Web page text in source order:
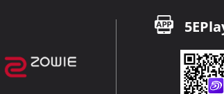
6742
ESL Pro League S20 小组赛 9月12日高光合集